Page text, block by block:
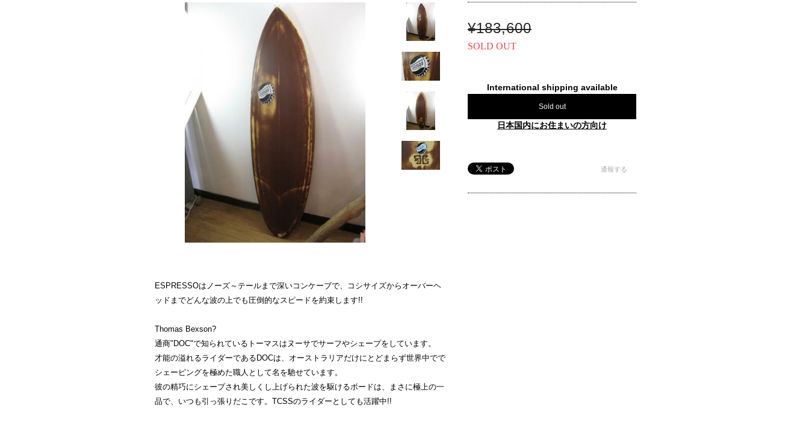
ESPRESSOはノーズ～テールまで深いコンケーブで、コシサイズからオーバーヘ
ッドまでどんな波の上でも圧倒的なスピードを約束します!!
Thomas Bexson?
通商"DOC"で知られているトーマスはヌーサでサーフやシェープをしています。
才能の溢れるライダーであるDOCは、オーストラリアだけにとどまらず世界中でで
シェーピングを極めた職人として名を馳せています。
彼の精巧にシェープされ美しくし上げられた波を駆けるボードは、まさに極上の一
品で、いつも引っ張りだこです。TCSSのライダーとしても活躍中!!
¥183,600
SOLD OUT
International shipping available
Sold out
日本国内にお住まいの方向け
通報する